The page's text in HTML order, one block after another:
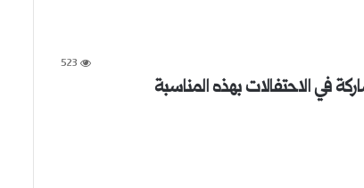
523
في الاحتفالات بهذه المناسبة